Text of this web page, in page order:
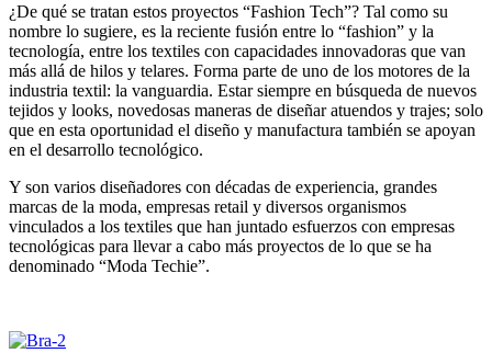
¿De qué se tratan estos proyectos “Fashion Tech”? Tal como su
nombre lo sugiere, es la reciente fusión entre lo “fashion” y la
tecnología, entre los textiles con capacidades innovadoras que van
más allá de hilos y telares. Forma parte de uno de los motores de la
industria textil: la vanguardia. Estar siempre en búsqueda de nuevos
tejidos y looks, novedosas maneras de diseñar atuendos y trajes; solo
que en esta oportunidad el diseño y manufactura también se apoyan
en el desarrollo tecnológico.
Y son varios diseñadores con décadas de experiencia, grandes
marcas de la moda, empresas retail y diversos organismos
vinculados a los textiles que han juntado esfuerzos con empresas
tecnológicas para llevar a cabo más proyectos de lo que se ha
denominado “Moda Techie”.